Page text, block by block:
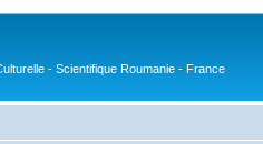
- Scientifique Roumanie - France